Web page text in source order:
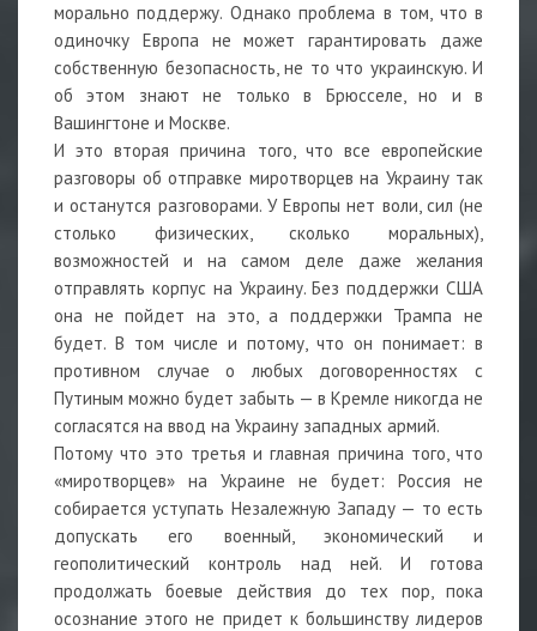
морально поддержу. Однако проблема в том, что в
одиночку Европа не может гарантировать даже
собственную безопасность, не то что украинскую. И
об этом знают не только в Брюсселе, но и в
Вашингтоне и Москве.
И это вторая причина того, что все европейские
разговоры об отправке миротворцев на Украину так
и останутся разговорами. У Европы нет воли, сил (не
столько физических, сколько моральных),
возможностей и на самом деле даже желания
отправлять корпус на Украину. Без поддержки США
она не пойдет на это, а поддержки Трампа не
будет. В том числе и потому, что он понимает: в
противном случае о любых договоренностях с
Путиным можно будет забыть — в Кремле никогда не
согласятся на ввод на Украину западных армий.
Потому что это третья и главная причина того, что
«миротворцев» на Украине не будет: Россия не
собирается уступать Незалежную Западу — то есть
допускать его военный, экономический и
геополитический контроль над ней. И готова
продолжать боевые действия до тех пор, пока
осознание этого не придет к большинству лидеров